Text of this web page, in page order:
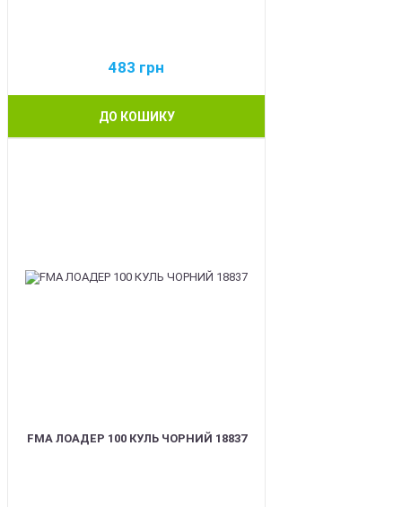
483 грн
ДО КОШИКУ
FMA ЛОАДЕР 100 КУЛЬ ЧОРНИЙ 18837